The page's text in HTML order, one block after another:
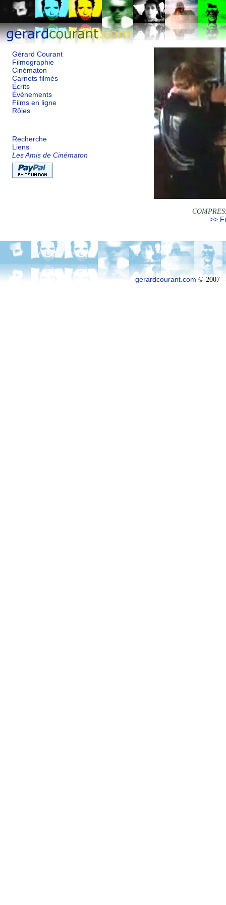
Gérard Courant
Filmographie
Cinématon
Carnets filmés
Écrits
Événements
Films en ligne
Rôles
Recherche
Liens
Les Amis de Cinématon
>>
gerardcourant.com © 2007